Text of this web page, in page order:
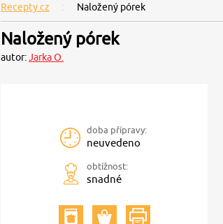
Recepty.cz Naložený pórek
Naložený pórek
autor:Jarka O.
doba přípravy:
neuvedeno
obtížnost:
snadné